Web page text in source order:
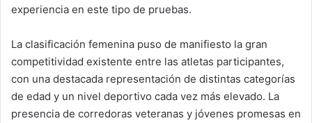
experiencia en este tipo de pruebas.
La clasificación femenina puso de manifiesto la gran
competitividad existente entre las atletas participantes,
con una destacada representación de distintas categorías
de edad y un nivel deportivo cada vez más elevado. La
presencia de corredoras veteranas y jóvenes promesas en